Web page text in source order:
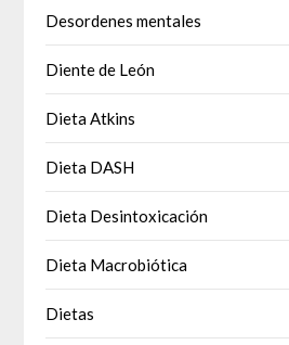
Desordenes mentales
Diente de León
Dieta Atkins
Dieta DASH
Dieta Desintoxicación
Dieta Macrobiótica
Dietas